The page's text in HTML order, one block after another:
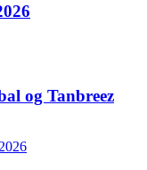
og Tanbreez